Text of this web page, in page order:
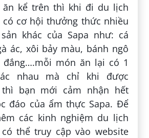
ăn kể trên thì khi đi du lịch
có cơ hội thưởng thức nhiều
khác của Sapa như: cá
ác, xôi bảy màu, bánh ngô
đắng….mỗi món ăn lại có 1
nhau mà chỉ khi được
bạn mới cảm nhận hết
đáo của ẩm thực Sapa. Để
các kinh nghiệm du lịch
thể truy cập vào website